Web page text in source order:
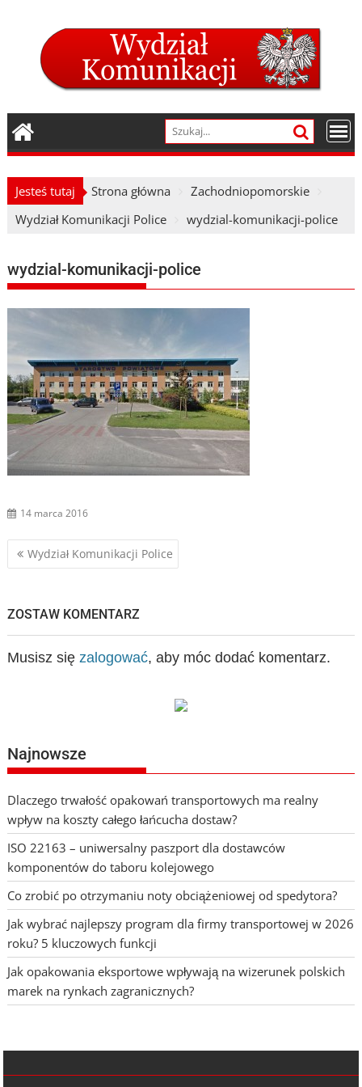
Jesteś tutaj Strona główna
Zachodniopomorskie
Wydział Komunikacji Police
wydzial-komunikacji-police
wydzial-komunikacji-police
14 marca 2016
Nawigacja
Wydział Komunikacji Police
ZOSTAW KOMENTARZ
Musisz się zalogować, aby móc dodać komentarz.
Najnowsze
Dlaczego trwałość opakowań transportowych ma realny
wpływ na koszty całego łańcucha dostaw?
ISO 22163 – uniwersalny paszport dla dostawców
komponentów do taboru kolejowego
Co zrobić po otrzymaniu noty obciążeniowej od spedytora?
Jak wybrać najlepszy program dla firmy transportowej w 2026
roku? 5 kluczowych funkcji
Jak opakowania eksportowe wpływają na wizerunek polskich
marek na rynkach zagranicznych?